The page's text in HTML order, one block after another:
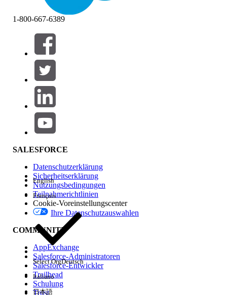
Filter (0)
FILTER AUSWÄHLEN
Produktbereich
Auswirkungen auf Funktionen
Edition
Erfahrung
1-800-667-6389
SALESFORCE
Datenschutzerklärung
Sicherheitserklärung
Nutzungsbedingungen
Teilnahmerichtlinien
Cookie-Voreinstellungscenter
Ihre Datenschutzauswahlen
COMMUNITY
AppExchange
Salesforce-Administratoren
Salesforce-Entwickler
Trailhead
Schulung
Trust
English
Français
Select OrgDeutsch
Italiano
日本語